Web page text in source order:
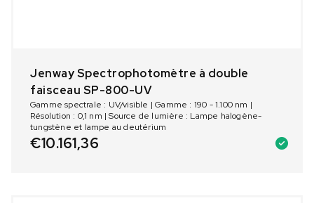
Jenway Spectrophotomètre à double
faisceau SP-800-UV
Gamme spectrale : UV/visible | Gamme : 190 - 1.100 nm |
Résolution : 0,1 nm | Source de lumière : Lampe halogène-
tungstène et lampe au deutérium
€10.161,36